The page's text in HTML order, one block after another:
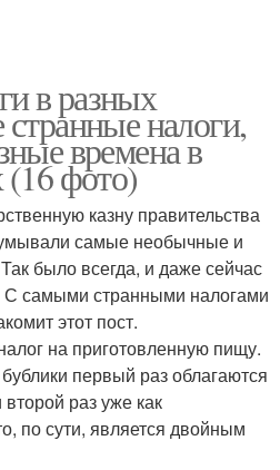
в разных
налоги,
времена в
(16 фото)
казну правительства
самые необычные и
было всегда, и даже сейчас
С самыми странными налогами
этот пост.
на приготовленную пищу.
первый раз облагаются
раз уже как
по сути, является двойным